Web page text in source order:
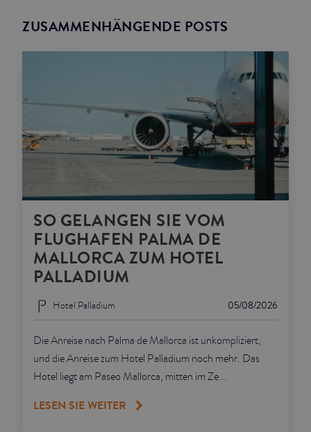
ZUSAMMENHÄNGENDE POSTS
SO GELANGEN SIE VOM
FLUGHAFEN PALMA DE
MALLORCA ZUM HOTEL
PALLADIUM
05/08/2026
Hotel Palladium
Die Anreise nach Palma de Mallorca ist unkompliziert,
und die Anreise zum Hotel Palladium noch mehr. Das
Hotel liegt am Paseo Mallorca, mitten im Ze...
LESEN SIE WEITER